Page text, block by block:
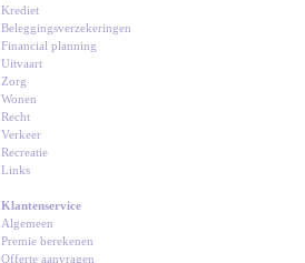
Krediet
Beleggingsverzekeringen
Financial planning
Uitvaart
Zorg
Wonen
Recht
Verkeer
Recreatie
Links
Klantenservice
Algemeen
Premie berekenen
Offerte aanvragen